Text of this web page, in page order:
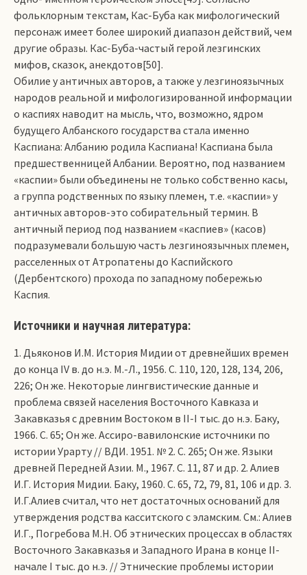
фольклорным текстам, Кас-Буба как мифологический
персонаж имеет более широкий диапазон действий, чем
другие образы. Кас-Буба-частый герой лезгинских
мифов, сказок, анекдотов[50].
Обилие у античных авторов, а также у лезгиноязычных
народов реальной и мифологизированной информации
о каспиях наводит на мысль, что, возможно, ядром
будущего Албанского государства стала именно
Каспиана: Албанию родила Каспиана! Каспиана была
предшественницей Албании. Вероятно, под названием
«каспии» были объединены не только собственно касы,
а группа родственных по языку племен, т.е. «каспии» у
античных авторов-это собирательный термин. В
античный период под названием «каспиев» (касов)
подразумевали большую часть лезгиноязычных племен,
расселенных от Атропатены до Каспийского
(Дербентского) прохода по западному побережью
Каспия.
Источники и научная литература:
1. Дьяконов И.М. История Мидии от древнейших времен
до конца IV в. до н.э. М.-Л., 1956. С. 110, 120, 128, 134, 206,
226; Он же. Некоторые лингвистические данные и
проблема связей населения Восточного Кавказа и
Закавказья с древним Востоком в II-I тыс. до н.э. Баку,
1966. С. 65; Он же. Ассиро-вавилонские источники по
истории Урарту // ВДИ. 1951. № 2. С. 265; Он же. Языки
древней Передней Азии. М., 1967. С. 11, 87 и др. 2. Алиев
И.Г. История Мидии. Баку, 1960. С. 65, 72, 79, 81, 106 и др. 3.
И.Г.Алиев считал, что нет достаточных оснований для
утверждения родства касситского с эламским. См.: Алиев
И.Г., Погребова М.Н. Об этнических процессах в областях
Восточного Закавказья и Западного Ирана в конце II-
начале I тыс. до н.э. // Этнические проблемы истории